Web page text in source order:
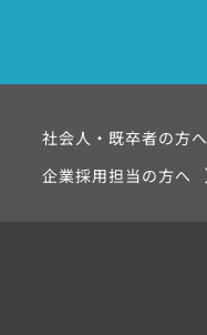
社会人・既卒者の方へ
企業採用担当の方へ